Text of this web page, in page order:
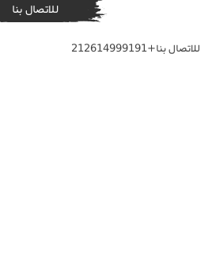
للاتصال بنا
للاتصال بنا+212614999191